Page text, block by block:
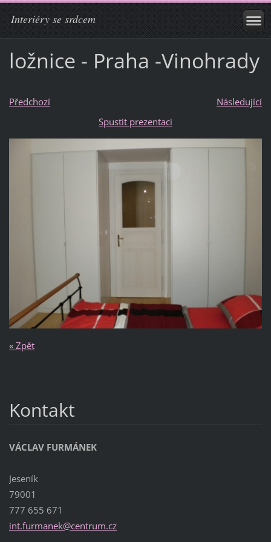
Interiéry se srdcem
ložnice - Praha -Vinohrady
Předchozí
Následující
Spustit prezentaci
« Zpět
Kontakt
VÁCLAV FURMÁNEK
Jeseník
79001
777 655 671
int.furmanek@centrum.cz